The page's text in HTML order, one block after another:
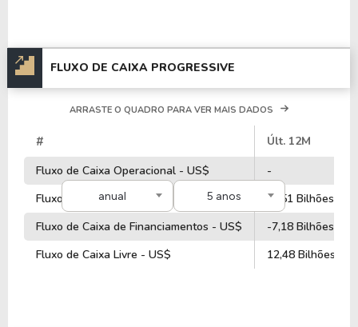
FLUXO DE CAIXA PROGRESSIVE
anual 5 anos
ARRASTE O QUADRO PARA VER MAIS DADOS
#
Últ. 12M
Fluxo de Caixa Operacional - US$
-
Fluxo de Caixa de Investimentos - US$
-5,51 Bilhões
Fluxo de Caixa de Financiamentos - US$
-7,18 Bilhões
Fluxo de Caixa Livre - US$
12,48 Bilhões